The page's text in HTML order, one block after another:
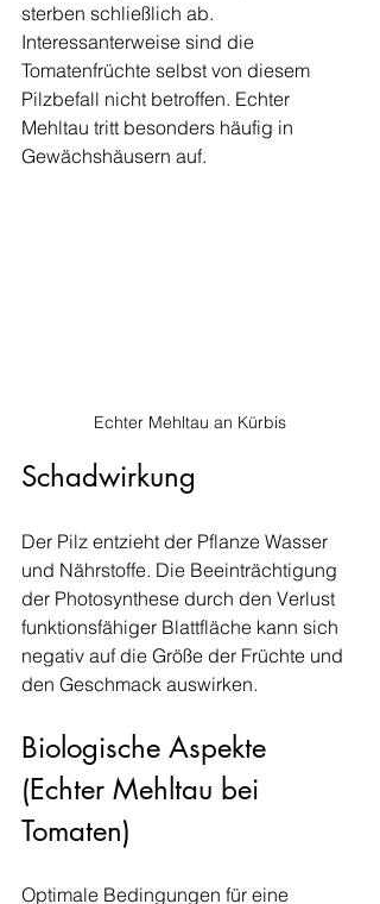
sterben schließlich ab.
Interessanterweise sind die
Tomatenfrüchte selbst von diesem
Pilzbefall nicht betroffen. Echter
Mehltau tritt besonders häufig in
Gewächshäusern auf.
Echter Mehltau an Kürbis
Schadwirkung
Der Pilz entzieht der Pflanze Wasser
und Nährstoffe. Die Beeinträchtigung
der Photosynthese durch den Verlust
funktionsfähiger Blattfläche kann sich
negativ auf die Größe der Früchte und
den Geschmack auswirken.
Biologische Aspekte
(Echter Mehltau bei
Tomaten)
Optimale Bedingungen für eine